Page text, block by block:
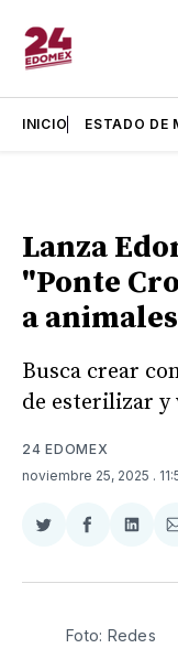
INICIO ESTADO DE
Lanza
"Ponte
a
Busca crear
de esterilizar y
24 EDOMEX
noviembre 25, 2025 .
Compartir
Twitter
Compartir
Facebook
Foto: Redes